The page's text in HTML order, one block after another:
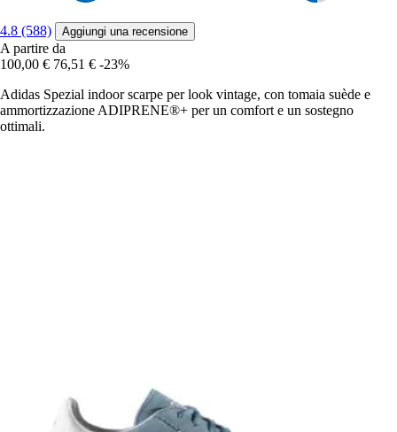
4.8 (588) Aggiungi una recensione
A partire da
100,00 € 76,51 € -23%
Adidas Spezial indoor scarpe per look vintage, con tomaia suède e
ammortizzazione ADIPRENE®+ per un comfort e un sostegno
ottimali.